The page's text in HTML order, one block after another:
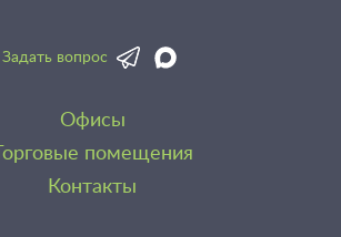
Задать вопрос
Офисы
Торговые помещения
Контакты